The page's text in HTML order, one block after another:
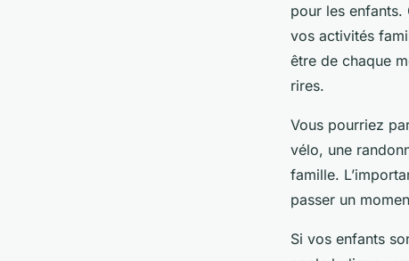
pour les enfants.
vos activités
être de chaque
rires.
Vous pourriez
vélo, une
famille.
passer un
Si vos enfants